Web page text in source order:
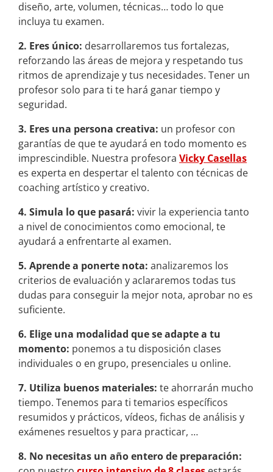
diseño, arte, volumen, técnicas… todo lo que
incluya tu examen.
2. Eres único: desarrollaremos tus fortalezas,
reforzando las áreas de mejora y respetando tus
ritmos de aprendizaje y tus necesidades. Tener un
profesor solo para ti te hará ganar tiempo y
seguridad.
3. Eres una persona creativa: un profesor con
garantías de que te ayudará en todo momento es
imprescindible. Nuestra profesora Vicky Casellas
es experta en despertar el talento con técnicas de
coaching artístico y creativo.
4. Simula lo que pasará: vivir la experiencia tanto
a nivel de conocimientos como emocional, te
ayudará a enfrentarte al examen.
5. Aprende a ponerte nota: analizaremos los
criterios de evaluación y aclararemos todas tus
dudas para conseguir la mejor nota, aprobar no es
suficiente.
6. Elige una modalidad que se adapte a tu
momento: ponemos a tu disposición clases
individuales o en grupo, presenciales u online.
7. Utiliza buenos materiales: te ahorrarán mucho
tiempo. Tenemos para ti temarios específicos
resumidos y prácticos, vídeos, fichas de análisis y
exámenes resueltos y para practicar, …
8. No necesitas un año entero de preparación: